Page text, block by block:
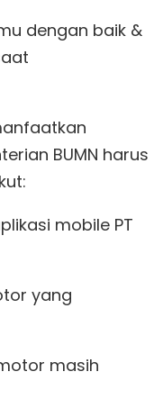
dengan baik &
BUMN harus
mobile PT
yang
masih